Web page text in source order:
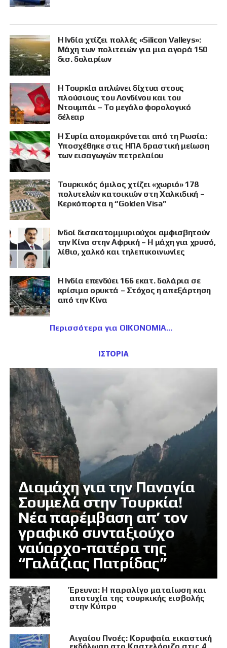
Η Ινδία χτίζει πολλές «Silicon Valleys»:
Μάχη των πολιτειών για μια αγορά 150
δισ. δολαρίων
Η Τουρκία απλώνει δίχτυα στους
πλούσιους του Λονδίνου και του
Ντουμπάι – Το μεγάλο φορολογικό
δέλεαρ
Η Συρία απομακρύνεται από τη Ρωσία:
Υποσχέθηκε στις ΗΠΑ δραστική μείωση
των εισαγωγών πετρελαίου
Τουρκικός όμιλος χτίζει «χωριό» 178
πολυτελών κατοικιών στη Χαλκιδική –
Κερκόπορτα η “Golden Visa”
Ινδοί δισεκατομμυριούχοι αμφισβητούν
την Κίνα στην Αφρική – Η μάχη για χρυσό,
λίθιο, χαλκό και τηλεπικοινωνίες
Η Ινδία επενδύει 166 εκατ. δολάρια σε
κρίσιμα ορυκτά – Στόχος η απεξάρτηση
από την Κίνα
Περισσότερα για ΟΙΚΟΝΟΜΙΑ
ΙΣΤΟΡΙΑ
Διαμάχη για την Παναγία
Σουμελά στην Τουρκία!
Νέα παρέμβαση απ’ τον
γραφικό συνταξιούχο
ναύαρχο-πατέρα της
“Γαλάζιας Πατρίδας”
Έρευνα: Η παραλίγο ματαίωση και
αποτυχία της τουρκικής εισβολής
στην Κύπρο
Αιγαίου Πνοές: Κορυφαία εικαστική